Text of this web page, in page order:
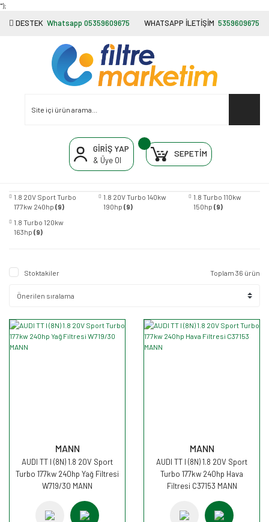
"');
DESTEK Whatsapp 05359609675 WHATSAPP İLETİŞİM 5359609675
GİRİŞ YAP
& Üye Ol
SEPETİM
1.8 20V Sport Turbo
177kw 240hp (9)
1.8 20V Turbo 140kw
190hp(9)
1.8 Turbo 110kw
150hp (9)
1.8 Turbo 120kw
163hp (9)
Stoktakiler Toplam 36 ürün
MANN
AUDI TT I (8N) 1.8 20V Sport
Turbo 177kw 240hp Yağ Filtresi
W719/30 MANN
MANN
AUDI TT I (8N) 1.8 20V Sport
Turbo 177kw 240hp Hava
Filtresi C37153 MANN